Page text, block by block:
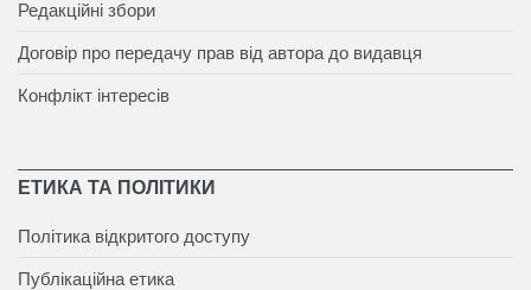
Редакційні збори
Договір про передачу прав від автора до видавця
Конфлікт інтересів
ЕТИКА ТА ПОЛІТИКИ
Політика відкритого доступу
Публікаційна етика